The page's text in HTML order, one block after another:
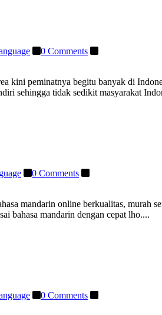
0 Comments
peminatnya begitu banyak di
sehingga tidak sedikit masyarakat
0 Comments
mandarin online berkualitas, murah
bahasa mandarin dengan cepat lho....
0 Comments